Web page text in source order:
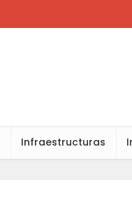
Infraestructuras